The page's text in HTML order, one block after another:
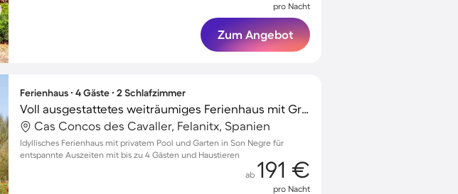
pro Nacht
Zum Angebot
Ferienhaus ∙ 4 Gäste ∙ 2 Schlafzimmer
Voll ausgestattetes weiträumiges Ferienhaus mit Grill, Terrasse und Whirlpool | Haustiere erlaubt
Cas Concos des Cavaller, Felanitx, Spanien
Idyllisches Ferienhaus mit privatem Pool und Garten in Son Negre für
entspannte Auszeiten mit bis zu 4 Gästen und Haustieren
ab 191 €
pro Nacht